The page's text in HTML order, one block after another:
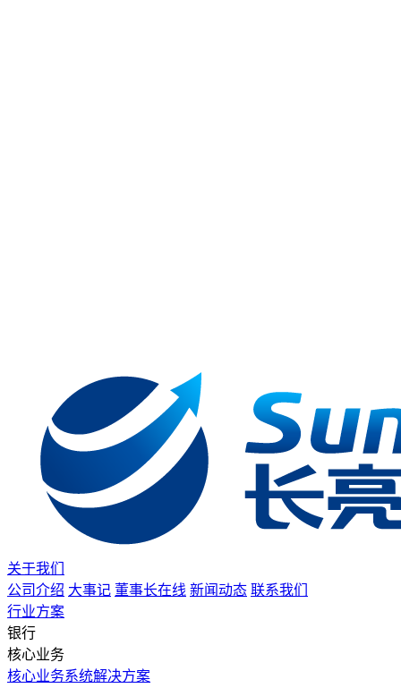
关于我们
公司介绍 大事记 董事长在线 新闻动态 联系我们
行业方案
银行
核心业务
核心业务系统解决方案